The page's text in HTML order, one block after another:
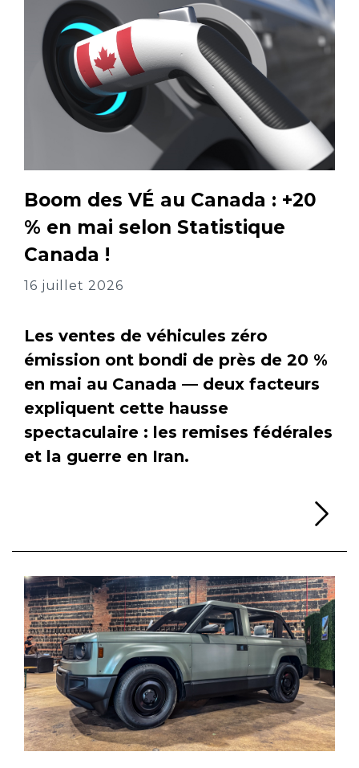
Boom des VÉ au Canada : +20
% en mai selon Statistique
Canada !
16 juillet 2026
Les ventes de véhicules zéro
émission ont bondi de près de 20 %
en mai au Canada — deux facteurs
expliquent cette hausse
spectaculaire : les remises fédérales
et la guerre en Iran.